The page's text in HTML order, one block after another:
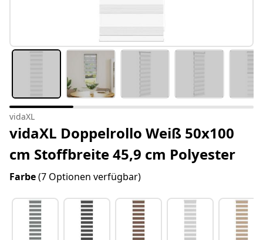
vidaXL
vidaXL Doppelrollo Weiß 50x100
cm Stoffbreite 45,9 cm Polyester
Farbe(7 Optionen verfügbar)